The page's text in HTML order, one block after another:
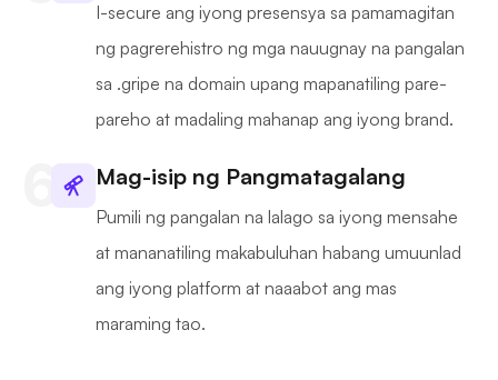
I-secure ang iyong presensya sa pamamagitan
ng pagrerehistro ng mga nauugnay na pangalan
sa .gripe na domain upang mapanatiling pare-
pareho at madaling mahanap ang iyong brand.
Mag-isip ng Pangmatagalang
Pumili ng pangalan na lalago sa iyong mensahe
at mananatiling makabuluhan habang umuunlad
ang iyong platform at naaabot ang mas
maraming tao.